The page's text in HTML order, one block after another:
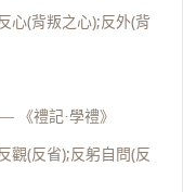
心(背叛之心);反外(背
《禮記·學禮》
觀(反省);反躬自問(反